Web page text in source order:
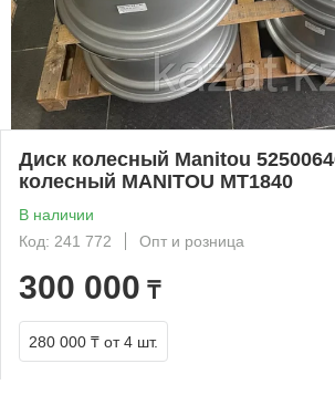
Диск колесный Manitou
колесный MANITOU MT1840
В наличии
Код: 241 772
Опт и розница
300 000 ₸
280 000 ₸ от 4 шт.